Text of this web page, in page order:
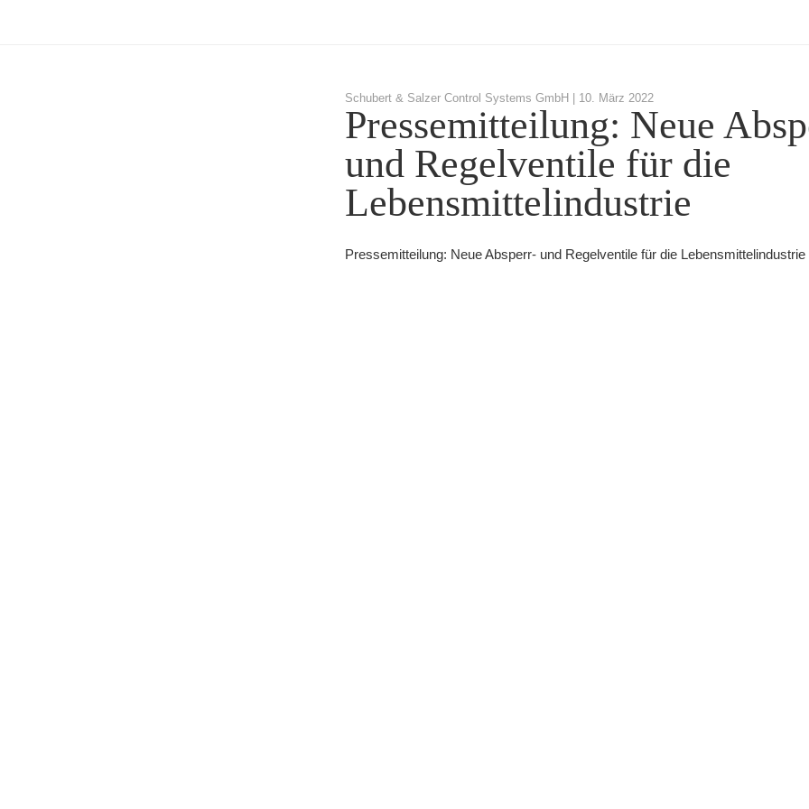
Schubert & Salzer Control Systems GmbH | 10. März 2022
Pressemitteilung: Neue
und Regelventile für die
Lebensmittelindustrie
Pressemitteilung: Neue Absperr- und Regelventile für die Lebensmittelindustrie